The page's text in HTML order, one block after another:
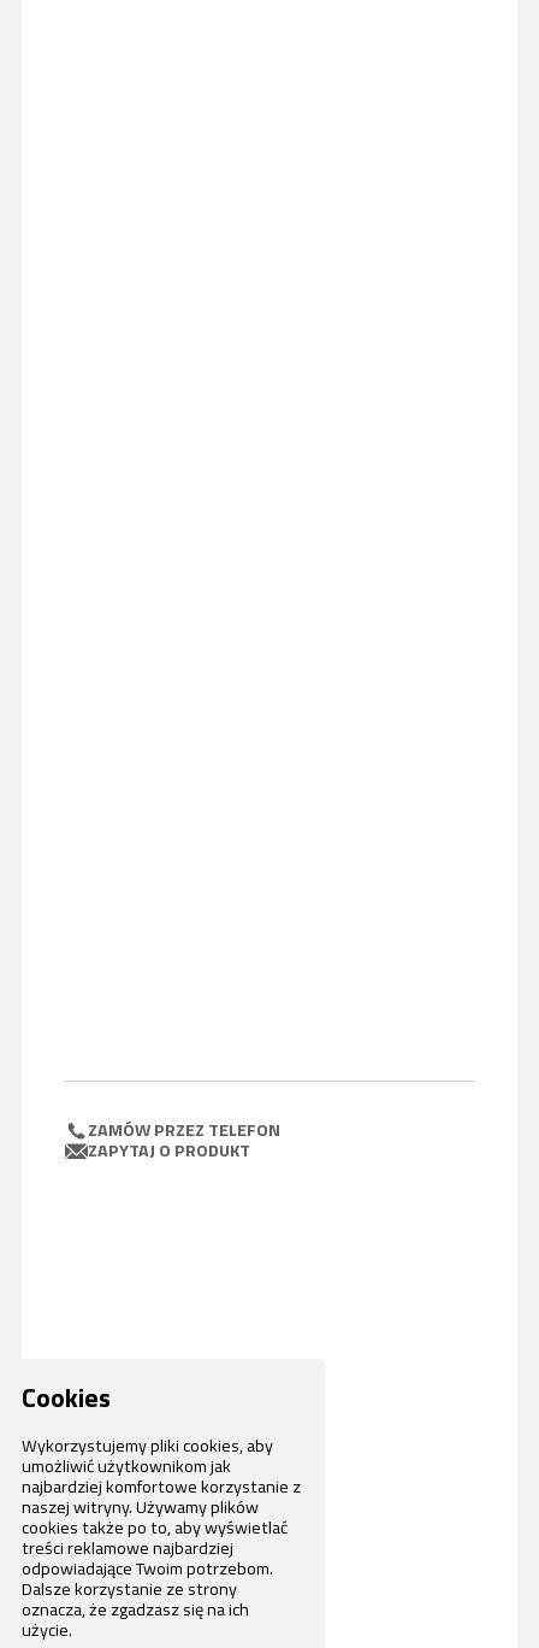
ZAMÓW PRZEZ TELEFON
ZAPYTAJ O PRODUKT
Cookies
Wykorzystujemy pliki cookies, aby
umożliwić użytkownikom jak
najbardziej komfortowe korzystanie z
naszej witryny. Używamy plików
cookies także po to, aby wyświetlać
treści reklamowe najbardziej
odpowiadające Twoim potrzebom.
Dalsze korzystanie ze strony
oznacza, że zgadzasz się na ich
użycie.